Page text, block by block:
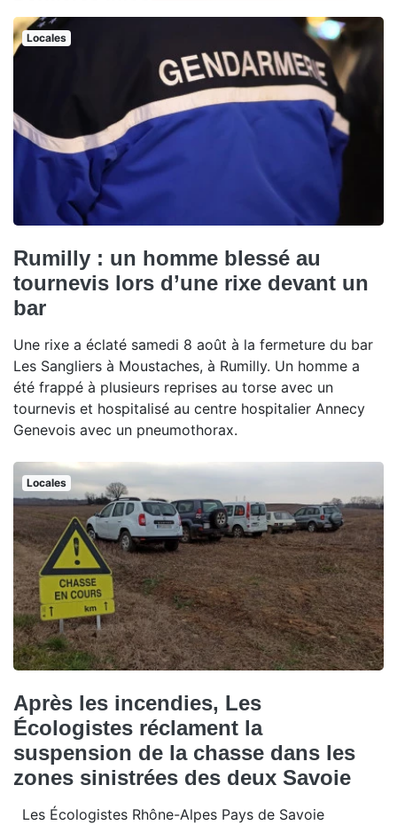
Locales
Rumilly : un homme blessé au
tournevis lors d’une rixe devant un
bar
Une rixe a éclaté samedi 8 août à la fermeture du bar
Les Sangliers à Moustaches, à Rumilly. Un homme a
été frappé à plusieurs reprises au torse avec un
tournevis et hospitalisé au centre hospitalier Annecy
Genevois avec un pneumothorax.
Locales
Après les incendies, Les
Écologistes réclament la
suspension de la chasse dans les
zones sinistrées des deux Savoie
Les Écologistes Rhône-Alpes Pays de Savoie